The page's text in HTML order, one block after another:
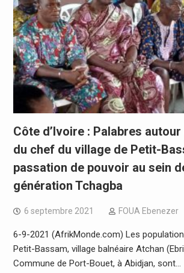
Côte d’Ivoire : Palabres autour
du chef du village de Petit-
passation de pouvoir au sein
génération Tchagba
6 septembre 2021 FOUA Ebenezer
6-9-2021 (AfrikMonde.com) Les
Petit-Bassam, village balnéaire Atchan
Commune de Port-Bouet, à Abidjan, sont…